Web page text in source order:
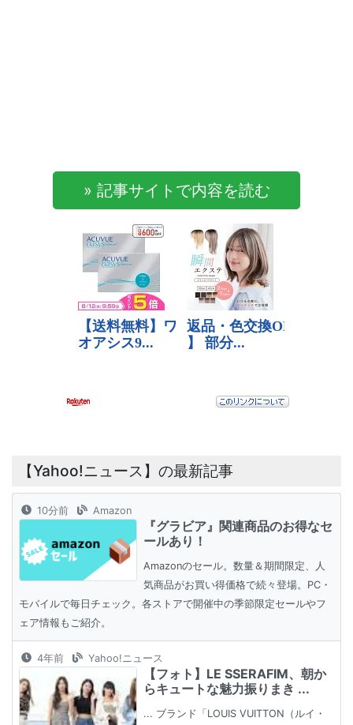
» 記事サイトで内容を読む
【Yahoo!ニュース】の最新記事
10分前 Amazon
『グラビア』関連商品のお得なセ
ールあり！
Amazonのセール。数量＆期間限定、人
気商品がお買い得価格で続々登場。PC・
モバイルで毎日チェック。各ストアで開催中の季節限定セールやフ
ェア情報もご紹介。
4年前 Yahoo!ニュース
【フォト】LE SSERAFIM、朝か
らキュートな魅力振りまき ...
... ブランド「LOUIS VUITTON（ルイ・